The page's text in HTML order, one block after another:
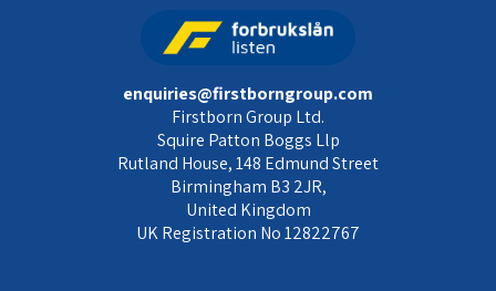
enquiries@firstborngroup.com
Firstborn Group Ltd.
Squire Patton Boggs Llp
Rutland House, 148 Edmund Street
Birmingham B3 2JR,
United Kingdom
UK Registration No 12822767